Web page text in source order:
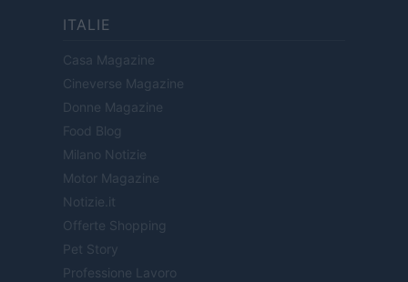
ITALIE
Casa Magazine
Cineverse Magazine
Donne Magazine
Food Blog
Milano Notizie
Motor Magazine
Notizie.it
Offerte Shopping
Pet Story
Professione Lavoro